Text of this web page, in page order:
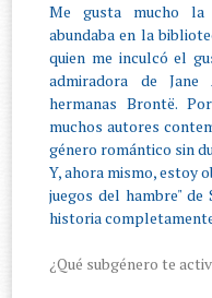
Me gusta mucho
abundaba en la
quien me inculcó el
admiradora de
hermanas Brontë.
muchos autores
género romántico sin
Y, ahora mismo, estoy
juegos del hambre" de
historia
¿Qué subgénero te